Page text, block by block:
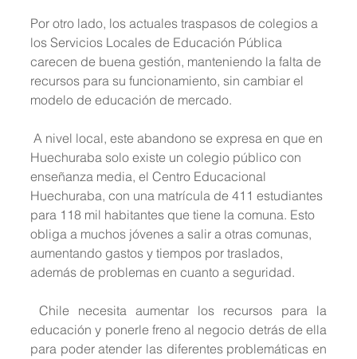
Por otro lado, los actuales traspasos de colegios a
los Servicios Locales de Educación Pública
carecen de buena gestión, manteniendo la falta de
recursos para su funcionamiento, sin cambiar el
modelo de educación de mercado.
Huechuraba solo existe un colegio público con
enseñanza media, el Centro Educacional
Huechuraba, con una matrícula de 411 estudiantes
para 118 mil habitantes que tiene la comuna. Esto
obliga a muchos jóvenes a salir a otras comunas,
aumentando gastos y tiempos por traslados,
además de problemas en cuanto a seguridad.
educación y ponerle freno al negocio detrás de ella
para poder atender las diferentes problemáticas en